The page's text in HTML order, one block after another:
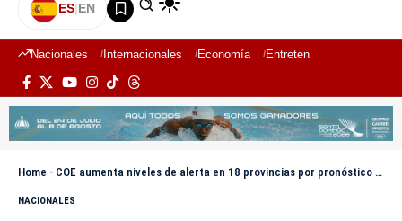
ES|EN
Nacionales Internacionales Economía Entretenimiento
Home - COE aumenta niveles de alerta en 18 provincias por pronóstico de fuertes lluvias
NACIONALES